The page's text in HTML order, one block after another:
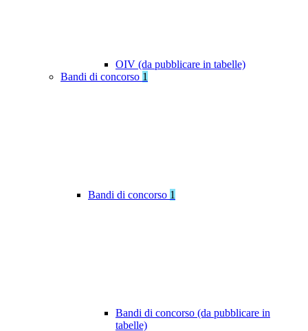
OIV (da pubblicare in tabelle)
Bandi di concorso 1
Bandi di concorso 1
Bandi di concorso (da pubblicare in
tabelle)